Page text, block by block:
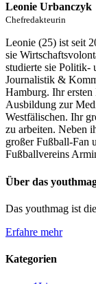
Leonie Urbanczyk
Chefredakteurin
Leonie (25) ist seit
sie
studierte sie Politik-
Journalistik &
Hamburg. Ihr ersten
Ausbildung zur
Westfälischen. Ihr
zu arbeiten. Neben
großer Fußball-Fan
Fußballvereins
Über das
Das youthmag ist
Erfahre mehr
Kategorien